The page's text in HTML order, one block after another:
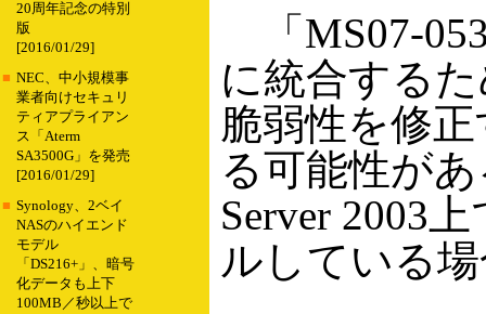
20周年記念の特別
版
[2016/01/29]
■ NEC、中小規模事
業者向けセキュリ
ティアプライアン
ス「Aterm
SA3500G」を発売
[2016/01/29]
■ Synology、2ベイ
NASのハイエンド
モデル
「DS216+」、暗号
化データも上下
100MB／秒以上で
「MS07-
に統合する
脆弱性を修
る可能性があ
Server 2003
ルしている